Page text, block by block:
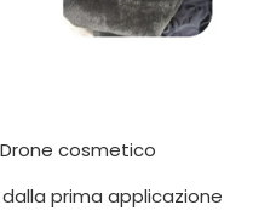
cosmetico
prima applicazione